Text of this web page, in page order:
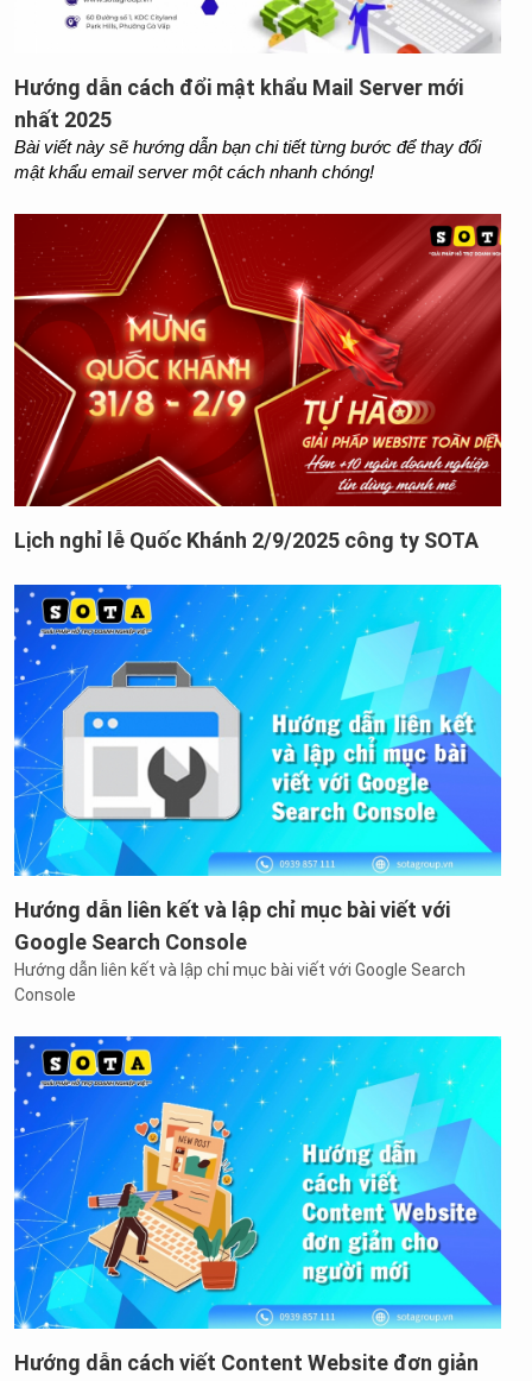
Hướng dẫn cách đổi mật khẩu Mail Server mới
nhất 2025
Bài viết này sẽ hướng dẫn bạn chi tiết từng bước để thay đổi
mật khẩu email server một cách nhanh chóng!
Lịch nghỉ lễ Quốc Khánh 2/9/2025 công ty SOTA
Hướng dẫn liên kết và lập chỉ mục bài viết với
Google Search Console
Hướng dẫn liên kết và lập chỉ mục bài viết với Google Search
Console
Hướng dẫn cách viết Content Website đơn giản